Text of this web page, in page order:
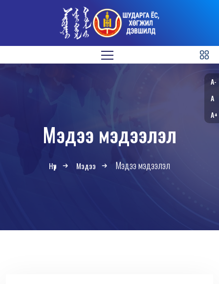
Мэдээ мэдээлэл
Нүүр Мэдээ Мэдээ мэдээлэл
A-
A
A+